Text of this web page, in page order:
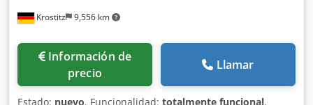
Krostitz 9,556 km
Información de
precio
Llamar
Estado: nuevo, Funcionalidad: totalmente funcional,